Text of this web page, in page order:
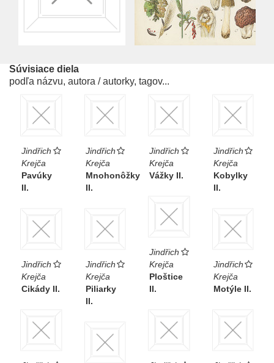
Súvisiace diela
podľa názvu, autora / autorky, tagov...
Jindřich
Krejča
Pavúky
II.
Jindřich
Krejča
Mnohonôžky
II.
Jindřich
Krejča
Vážky II.
Jindřich
Krejča
Kobylky
II.
Jindřich
Krejča
Ploštice
II.
Jindřich
Krejča
Cikády II.
Jindřich
Krejča
Piliarky
II.
Jindřich
Krejča
Motýle II.